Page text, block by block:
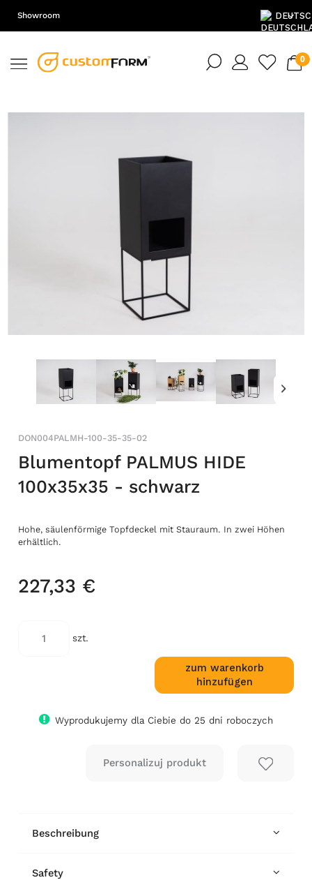
Showroom
DON004PALMH-100-35-35-02
Blumentopf PALMUS HIDE
100x35x35 - schwarz
Hohe, säulenförmige Topfdeckel mit Stauraum. In zwei Höhen
erhältlich.
227,33 €
szt.
zum warenkorb
hinzufügen
Wyprodukujemy dla Ciebie do 25 dni roboczych
Beschreibung
Safety